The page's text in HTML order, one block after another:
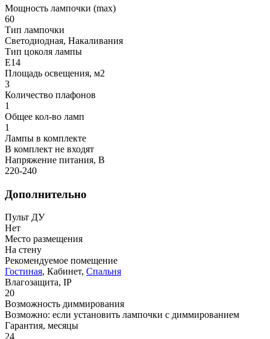
Мощность лампочки (max)
60
Тип лампочки
Светодиодная, Накаливания
Тип цоколя лампы
E14
Площадь освещения, м2
3
Количество плафонов
1
Общее кол-во ламп
1
Лампы в комплекте
В комплект не входят
Напряжение питания, В
220-240
Дополнительно
Пульт ДУ
Нет
Место размещения
На стену
Рекомендуемое помещение
Гостиная, Кабинет, Спальня
Влагозащита, IP
20
Возможность диммирования
Возможно: если установить лампочки с диммированием
Гарантия, месяцы
24